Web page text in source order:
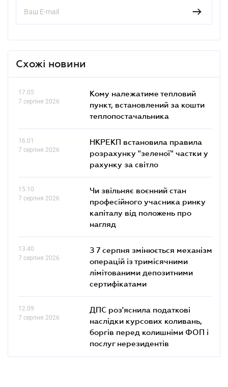
Схожі новини
17.05
7 серпня 2026
Кому належатиме тепловий
пункт, встановлений за кошти
теплопостачальника
16.01
7 серпня 2026
НКРЕКП встановила правила
розрахунку "зеленої" частки у
рахунку за світло
15.10
7 серпня 2026
Чи звільняє воєнний стан
професійного учасника ринку
капіталу від положень про
нагляд
13.40
7 серпня 2026
З 7 серпня змінюється механізм
операцій із тримісячними
лімітованими депозитними
сертифікатами
12.09
7 серпня 2026
ДПС роз'яснила податкові
наслідки курсових коливань,
боргів перед колишніми ФОП і
послуг нерезидентів